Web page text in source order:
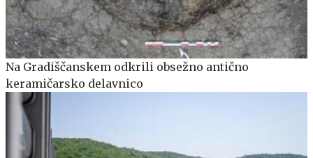
Na Gradiščanskem odkrili obsežno antično
keramičarsko delavnico